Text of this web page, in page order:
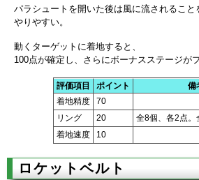
パラシュートを開いた後は風に流されること
やりやすい。
動くターゲットに着地すると、
100点が確定し、さらにボーナスステージが
評価項目 ポイント
備
着地精度
70
リング
20
全8個、各2点。
着地速度
10
ロケットベルト